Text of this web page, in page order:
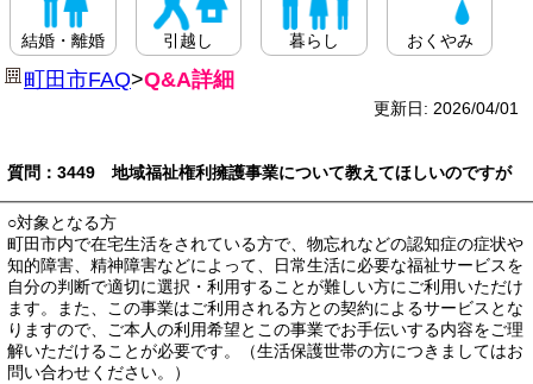
結婚・離婚 引越し 暮らし おくやみ
町田市FAQ>Q&A詳細
更新日: 2026/04/01
質問：3449 地域福祉権利擁護事業について教えてほしいのですが
○対象となる方
町田市内で在宅生活をされている方で、物忘れなどの認知症の症状や
知的障害、精神障害などによって、日常生活に必要な福祉サービスを
自分の判断で適切に選択・利用することが難しい方にご利用いただけ
ます。また、この事業はご利用される方との契約によるサービスとな
りますので、ご本人の利用希望とこの事業でお手伝いする内容をご理
解いただけることが必要です。（生活保護世帯の方につきましてはお
問い合わせください。）